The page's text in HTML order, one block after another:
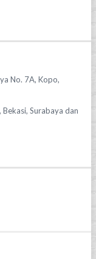
No. 7A, Kopo,
Surabaya dan